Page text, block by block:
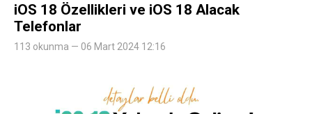
iOS 18 Özellikleri ve iOS 18 Alacak
Telefonlar
113 okunma — 06 Mart 2024 12:16